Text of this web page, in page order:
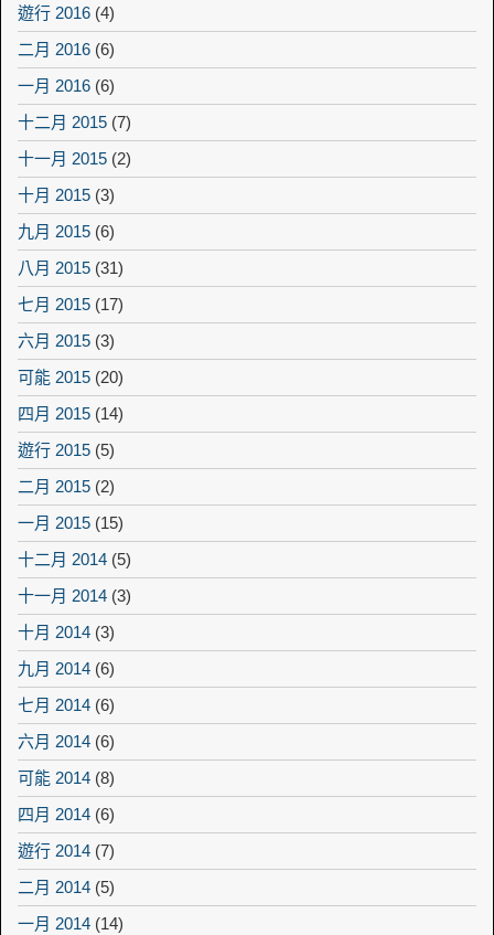
遊行 2016 (4)
二月 2016 (6)
一月 2016 (6)
十二月 2015 (7)
十一月 2015 (2)
十月 2015 (3)
九月 2015 (6)
八月 2015 (31)
七月 2015 (17)
六月 2015 (3)
可能 2015 (20)
四月 2015 (14)
遊行 2015 (5)
二月 2015 (2)
一月 2015 (15)
十二月 2014 (5)
十一月 2014 (3)
十月 2014 (3)
九月 2014 (6)
七月 2014 (6)
六月 2014 (6)
可能 2014 (8)
四月 2014 (6)
遊行 2014 (7)
二月 2014 (5)
一月 2014 (14)